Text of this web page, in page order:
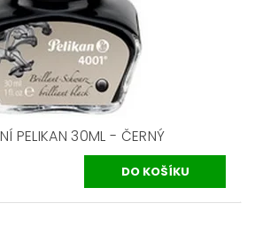
PELIKAN 30ML - ČERNÝ